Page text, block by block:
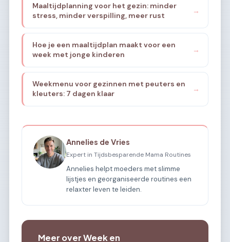
Maaltijdplanning voor het gezin: minder
stress, minder verspilling, meer rust
→
Hoe je een maaltijdplan maakt voor een
week met jonge kinderen
→
Weekmenu voor gezinnen met peuters en
kleuters: 7 dagen klaar
→
Annelies de Vries
Expert in Tijdsbesparende Mama Routines
Annelies helpt moeders met slimme
lijstjes en georganiseerde routines een
relaxter leven te leiden.
Meer over Week en